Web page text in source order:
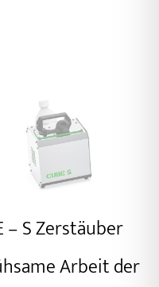
– S Zerstäuber
Arbeit der